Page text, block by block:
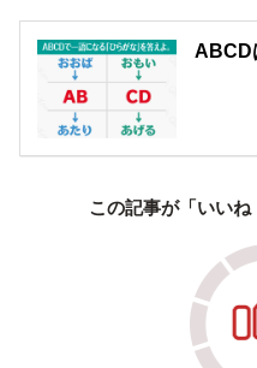
ABCD
この記事が「いいね